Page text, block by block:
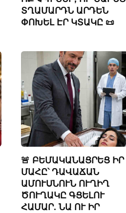
ՏՂԱՄԱՐԴՆ ԱՐԴԵՆ
ՓՈԽԵԼ ԷՐ ԿՏԱԿԸ 📜
🚨 ԲԵՄԱԿԱՆԱՑՐԵՑ ԻՐ
ՄԱՀԸ՝ ԴԱՎԱՃԱՆ
ԱՄՈՒՍՆՈՒՆ ՈՒՂԻՂ
ԾՈՒՂԱԿԸ ԳՑԵԼՈՒ
ՀԱՄԱՐ. ՆԱ ՈՒ ԻՐ